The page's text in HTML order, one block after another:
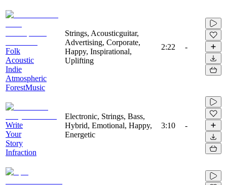
Folk
Acoustic
Indie
Atmospheric
ForestMusic
Strings, Acousticguitar,
Advertising, Corporate,
Happy, Inspirational,
Uplifting
2:22 -
Write
Your
Story
Infraction
Electronic, Strings, Bass,
Hybrid, Emotional, Happy,
Energetic
3:10 -